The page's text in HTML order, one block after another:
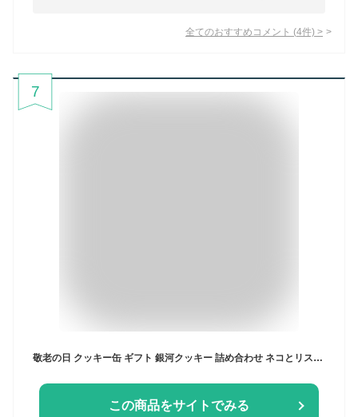
全てのおすすめコメント (4件) >
7
敬老の日 クッキー缶 ギフト 銀河クッキー 詰め合わせ ネコとリス缶 お菓子のミカタ 猫 ネコ プチギフト 可愛い 缶入り クッキー 缶 お菓子 かわいい おしゃれ スイーツ プレゼント 入学祝い 卒業式 入学式 誕生日 手土産 退職 内祝 御中元
この商品をサイトでみる